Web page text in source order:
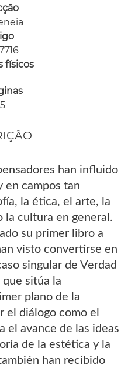
físicos
han influido
en campos tan
la ética, el arte, la
la cultura en general.
su primer libro a
visto convertirse en
singular de Verdad
sitúa la
plano de la
el diálogo como el
el avance de las ideas
de la estética y la
han recibido